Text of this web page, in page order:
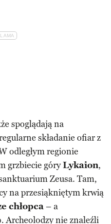
spoglądają na
składanie ofiar z
odległym regionie
grzbiecie góryLykaion,
Zeusa. Tam,
na przesiąkniętym krwią
chłopca– a
Archeolodzy nie znaleźli